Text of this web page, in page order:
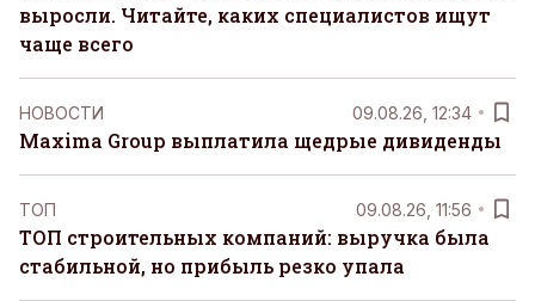
выросли. Читайте, каких специалистов ищут
чаще всего
НОВОСТИ 09.08.26, 12:34
Maxima Group выплатила щедрые дивиденды
ТОП 09.08.26, 11:56
ТОП строительных компаний: выручка была
стабильной, но прибыль резко упала